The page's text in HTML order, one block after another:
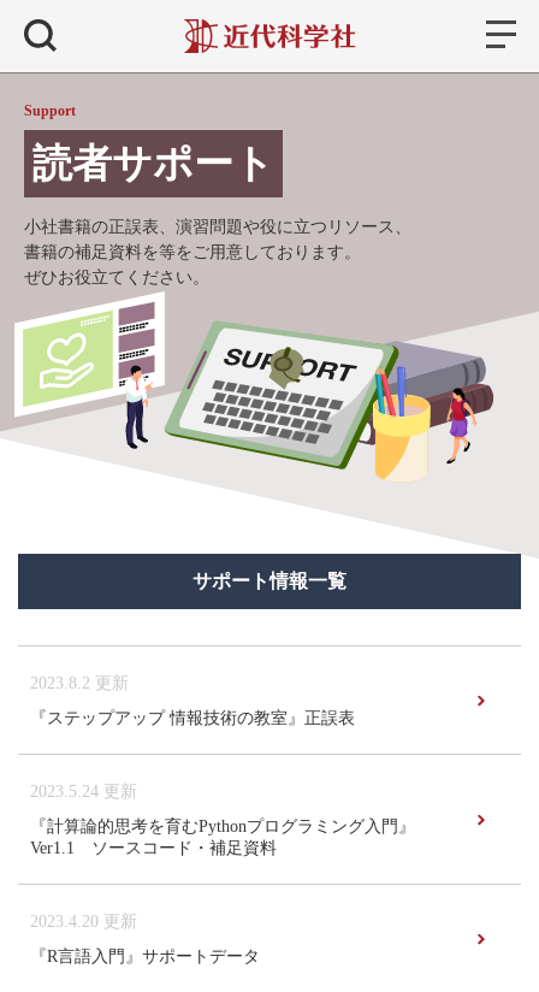
Support
読者サポート
小社書籍の正誤表、演習問題や役に立つリソース、
書籍の補足資料を等をご用意しております。
ぜひお役立てください。
サポート情報一覧
2023.8.2 更新
『ステップアップ 情報技術の教室』正誤表
2023.5.24 更新
『計算論的思考を育むPythonプログラミング入門』
Ver1.1 ソースコード・補足資料
2023.4.20 更新
『R言語入門』サポートデータ